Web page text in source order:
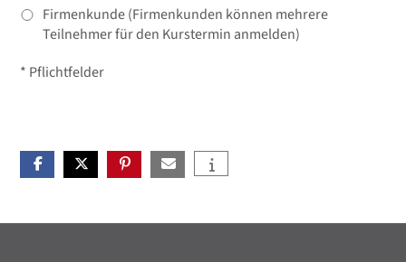
Firmenkunde (Firmenkunden können mehrere
Teilnehmer für den Kurstermin anmelden)
* Pflichtfelder